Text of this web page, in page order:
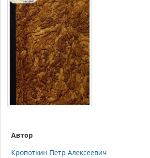
Автор
Кропоткин Петр Алексеевич